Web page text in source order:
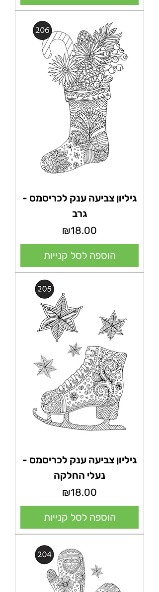
גיליון צביעה ענק לכריסמס -
גרב
מחיר
₪18.00
הוספה לסל קנייות
גיליון צביעה ענק לכריסמס -
נעלי החלקה
מחיר
₪18.00
הוספה לסל קנייות